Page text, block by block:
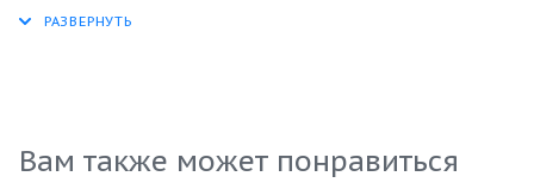
нежным вкусом, что делает её идеальным
приготовления. Каждый 10-килограммовый
пакет гарантирует свежесть и высокое качество
Вам также может понравиться